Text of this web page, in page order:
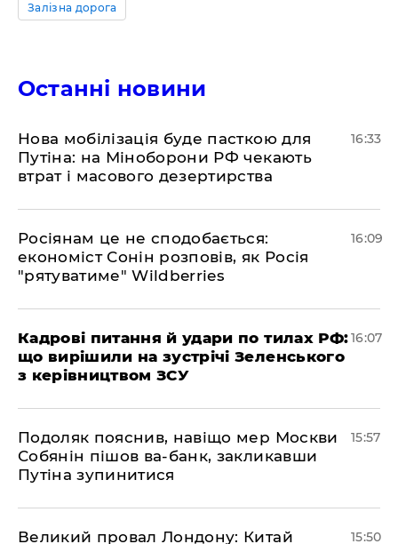
Залізна дорога
Останні новини
Нова мобілізація буде пасткою для
Путіна: на Міноборони РФ чекають
втрат і масового дезертирства
16:33
Росіянам це не сподобається:
економіст Сонін розповів, як Росія
"рятуватиме" Wildberries
16:09
Кадрові питання й удари по тилах РФ:
що вирішили на зустрічі Зеленського
з керівництвом ЗСУ
16:07
Подоляк пояснив, навіщо мер Москви
Собянін пішов ва-банк, закликавши
Путіна зупинитися
15:57
Великий провал Лондону: Китай 15:50